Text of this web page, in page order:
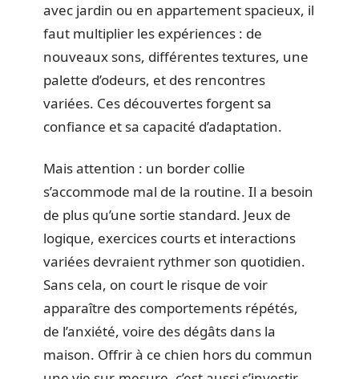
avec jardin ou en appartement spacieux, il
faut multiplier les expériences : de
nouveaux sons, différentes textures, une
palette d’odeurs, et des rencontres
variées. Ces découvertes forgent sa
confiance et sa capacité d’adaptation.
Mais attention : un border collie
s’accommode mal de la routine. Il a besoin
de plus qu’une sortie standard. Jeux de
logique, exercices courts et interactions
variées devraient rythmer son quotidien.
Sans cela, on court le risque de voir
apparaître des comportements répétés,
de l’anxiété, voire des dégâts dans la
maison. Offrir à ce chien hors du commun